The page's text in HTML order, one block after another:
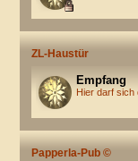
ZL-Haustür
Empfang
Hier darf sich
Papperla-Pub ©